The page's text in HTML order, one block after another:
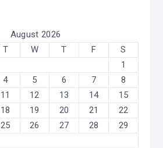
August 2026
T W T F
S
1
4 5 6 7
8
11 12 13 14
15
18 19 20 21
22
25 26 27 28
29